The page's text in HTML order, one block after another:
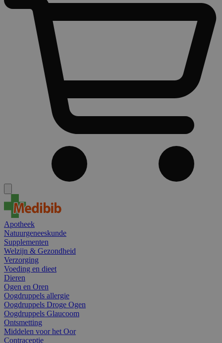
Apotheek
Natuurgeneeskunde
Supplementen
Welzijn & Gezondheid
Verzorging
Voeding en dieet
Dieren
Ogen en Oren
Oogdruppels allergie
Oogdruppels Droge Ogen
Oogdruppels Glaucoom
Ontsmetting
Middelen voor het Oor
Contraceptie